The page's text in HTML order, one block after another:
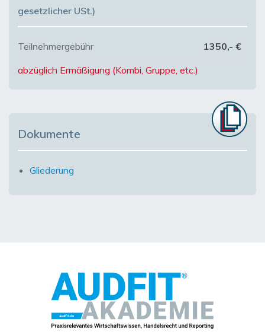
gesetzlicher USt.)
Teilnehmergebühr
1350,- €
abzüglich Ermäßigung (Kombi, Gruppe, etc.)
Dokumente
Gliederung